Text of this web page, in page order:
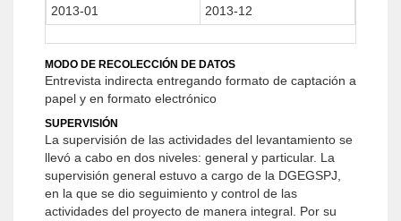
2013-01
2013-12
MODO DE RECOLECCIÓN DE DATOS
Entrevista indirecta entregando formato de captación a
papel y en formato electrónico
SUPERVISIÓN
La supervisión de las actividades del levantamiento se
llevó a cabo en dos niveles: general y particular. La
supervisión general estuvo a cargo de la DGEGSPJ,
en la que se dio seguimiento y control de las
actividades del proyecto de manera integral. Por su